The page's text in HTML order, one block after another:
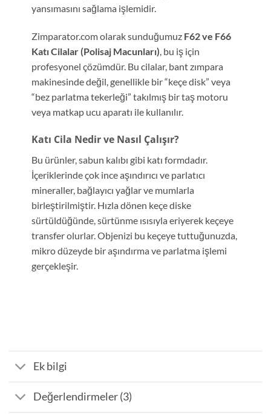
yansımasını sağlama işlemidir.
Zimparator.com olarak sunduğumuz F62 ve F66
Katı Cilalar (Polisaj Macunları), bu iş için
profesyonel çözümdür. Bu cilalar, bant zımpara
makinesinde değil, genellikle bir “keçe disk” veya
“bez parlatma tekerleği” takılmış bir taş motoru
veya matkap ucu aparatı ile kullanılır.
Katı Cila Nedir ve Nasıl Çalışır?
Bu ürünler, sabun kalıbı gibi katı formdadır.
İçeriklerinde çok ince aşındırıcı ve parlatıcı
mineraller, bağlayıcı yağlar ve mumlarla
birleştirilmiştir. Hızla dönen keçe diske
sürtüldüğünde, sürtünme ısısıyla eriyerek keçeye
transfer olurlar. Objenizi bu keçeye tuttuğunuzda,
mikro düzeyde bir aşındırma ve parlatma işlemi
gerçekleşir.
Ek bilgi
Değerlendirmeler (3)